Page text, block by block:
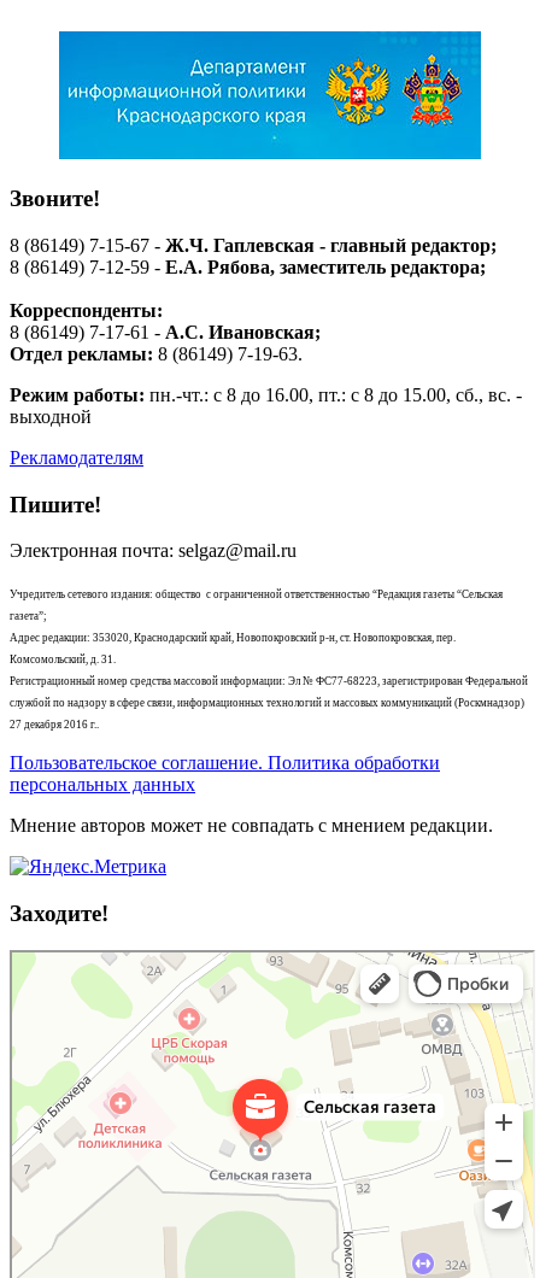
Звоните!
8 (86149) 7-15-67 - Ж.Ч. Гаплевская - главный редактор;
8 (86149) 7-12-59 - Е.А. Рябова, заместитель редактора;
Корреспонденты:
8 (86149) 7-17-61 - А.С. Ивановская;
Отдел рекламы: 8 (86149) 7-19-63.
Режим работы: пн.-чт.: с 8 до 16.00, пт.: с 8 до 15.00, сб., вс. -
выходной
Рекламодателям
Пишите!
Электронная почта: selgaz@mail.ru
Учредитель сетевого издания: общество с ограниченной ответственностью “Редакция газеты “Сельская
газета”;
Адрес редакции: 353020, Краснодарский край, Новопокровский р-н, ст. Новопокровская, пер.
Комсомольский, д. 31.
Регистрационный номер средства массовой информации: Эл № ФС77-68223, зарегистрирован Федеральной
службой по надзору в сфере связи, информационных технологий и массовых коммуникаций (Роскмнадзор)
27 декабря 2016 г..
Пользовательское соглашение. Политика обработки
персональных данных
Мнение авторов может не совпадать с мнением редакции.
Заходите!